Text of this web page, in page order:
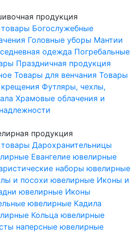
продукция
Богослужебные
Головные уборы Мантии
одежда Погребальные
Праздничная продукция
Товары для венчания Товары
Футляры, чехлы,
Храмовые облачения и
продукция
Дарохранительницы
Евангелие ювелирные
наборы ювелирные
и посохи ювелирные Иконы и
ювелирные Иконы
ювелирные Кадила
Кольца ювелирные
наперсные ювелирные